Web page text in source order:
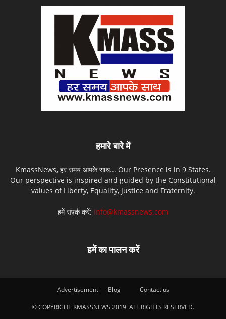
हमारे बारे में
KmassNews, हर समय आपके साथ... Our Presence is in 9 States.
Our perspective is inspired and guided by the Constitutional
values of Liberty, Equality, Justice and Fraternity.
हमें संपर्क करें: info@kmassnews.com
हमें का पालन करें
Advertisement Blog Contact us
© COPYRIGHT KMASSNEWS 2019. ALL RIGHTS RESERVED.